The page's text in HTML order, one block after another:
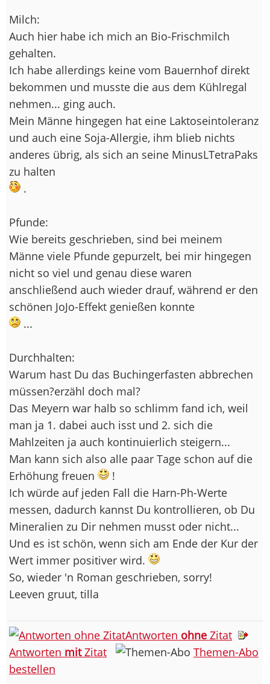
Milch:
Auch hier habe ich mich an Bio-Frischmilch
gehalten.
Ich habe allerdings keine vom Bauernhof direkt
bekommen und musste die aus dem Kühlregal
nehmen... ging auch.
Mein Männe hingegen hat eine Laktoseintoleranz
und auch eine Soja-Allergie, ihm blieb nichts
anderes übrig, als sich an seine MinusLTetraPaks
zu halten
.
Pfunde:
Wie bereits geschrieben, sind bei meinem
Männe viele Pfunde gepurzelt, bei mir hingegen
nicht so viel und genau diese waren
anschließend auch wieder drauf, während er den
schönen JoJo-Effekt genießen konnte
...
Durchhalten:
Warum hast Du das Buchingerfasten abbrechen
müssen?erzähl doch mal?
Das Meyern war halb so schlimm fand ich, weil
man ja 1. dabei auch isst und 2. sich die
Mahlzeiten ja auch kontinuierlich steigern...
Man kann sich also alle paar Tage schon auf die
Erhöhung freuen
!
Ich würde auf jeden Fall die Harn-Ph-Werte
messen, dadurch kannst Du kontrollieren, ob Du
Mineralien zu Dir nehmen musst oder nicht...
Und es ist schön, wenn sich am Ende der Kur der
Wert immer positiver wird.
So, wieder 'n Roman geschrieben, sorry!
Leeven gruut, tilla
Antworten ohne Zitat
Antworten mitZitat
Themen-Abo
bestellen